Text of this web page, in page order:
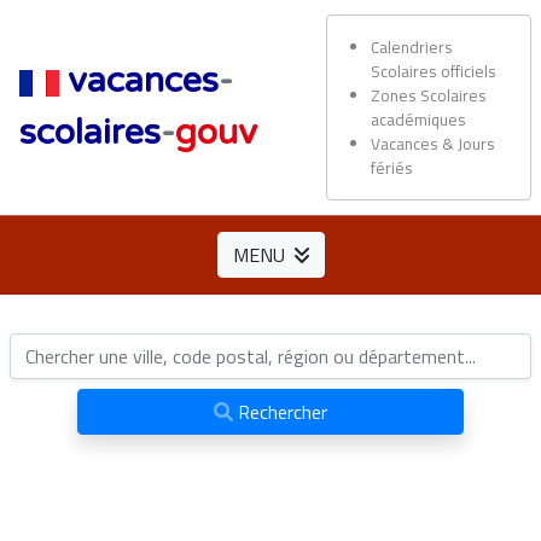
vacances-
scolaires-gouv
Calendriers
Scolaires officiels
Zones Scolaires
académiques
Vacances & Jours
fériés
MENU
Rechercher